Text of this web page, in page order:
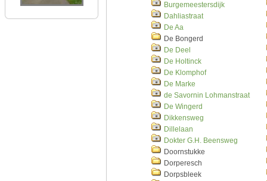
Burgemeestersdijk
Dahliastraat
De Aa
De Bongerd
De Deel
De Holtinck
De Klomphof
De Marke
de Savornin Lohmanstraat
De Wingerd
Dikkensweg
Dillelaan
Dokter G.H. Beensweg
Doornstukke
Dorperesch
Dorpsbleek